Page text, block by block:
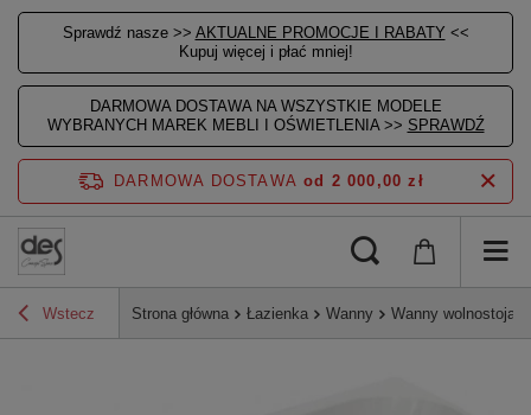
Sprawdź nasze >> AKTUALNE PROMOCJE I RABATY <<
Kupuj więcej i płać mniej!
DARMOWA DOSTAWA NA WSZYSTKIE MODELE
WYBRANYCH MAREK MEBLI I OŚWIETLENIA >> SPRAWDŹ
DARMOWA DOSTAWA od 2 000,00 zł
Wstecz Strona główna Łazienka Wanny Wanny